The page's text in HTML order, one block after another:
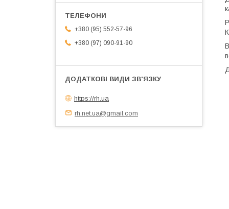
+380 (95) 552-57-96
+380 (97) 090-91-90
https://rh.ua
rh.net.ua@gmail.com